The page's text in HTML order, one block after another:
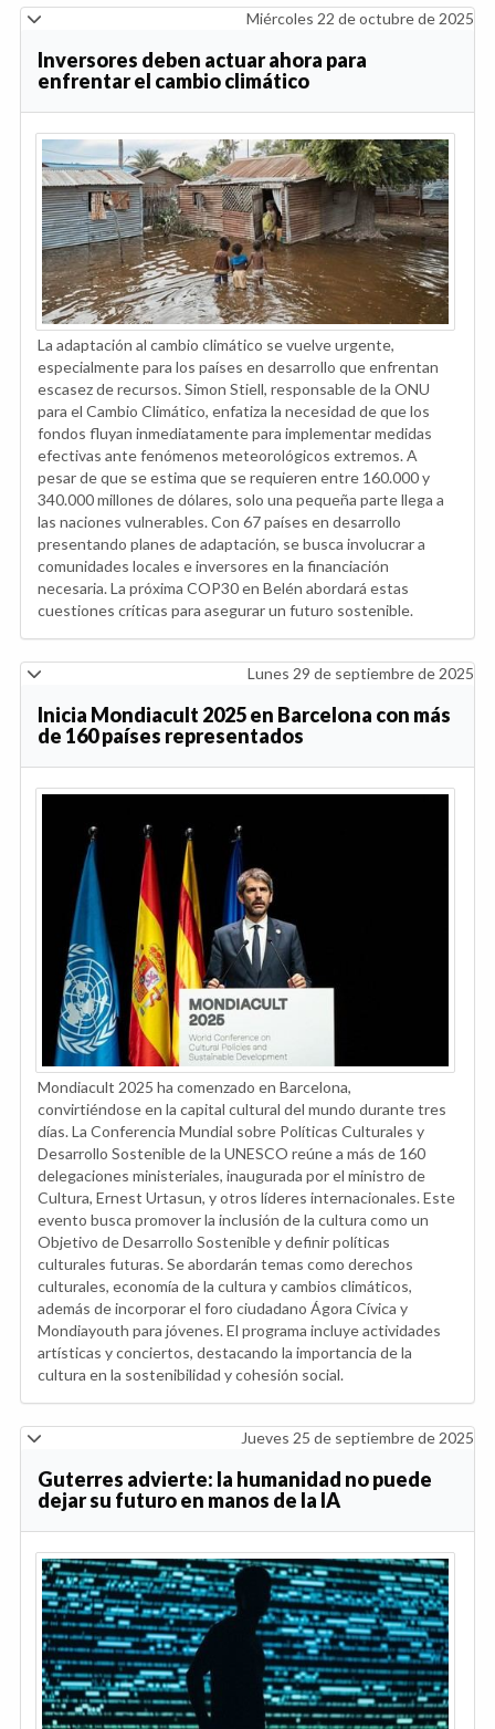
Miércoles 22 de octubre de 2025
Inversores deben actuar ahora para
enfrentar el cambio climático
La adaptación al cambio climático se vuelve urgente,
especialmente para los países en desarrollo que enfrentan
escasez de recursos. Simon Stiell, responsable de la ONU
para el Cambio Climático, enfatiza la necesidad de que los
fondos fluyan inmediatamente para implementar medidas
efectivas ante fenómenos meteorológicos extremos. A
pesar de que se estima que se requieren entre 160.000 y
340.000 millones de dólares, solo una pequeña parte llega a
las naciones vulnerables. Con 67 países en desarrollo
presentando planes de adaptación, se busca involucrar a
comunidades locales e inversores en la financiación
necesaria. La próxima COP30 en Belén abordará estas
cuestiones críticas para asegurar un futuro sostenible.
Lunes 29 de septiembre de 2025
Inicia Mondiacult 2025 en Barcelona con más
de 160 países representados
Mondiacult 2025 ha comenzado en Barcelona,
convirtiéndose en la capital cultural del mundo durante tres
días. La Conferencia Mundial sobre Políticas Culturales y
Desarrollo Sostenible de la UNESCO reúne a más de 160
delegaciones ministeriales, inaugurada por el ministro de
Cultura, Ernest Urtasun, y otros líderes internacionales. Este
evento busca promover la inclusión de la cultura como un
Objetivo de Desarrollo Sostenible y definir políticas
culturales futuras. Se abordarán temas como derechos
culturales, economía de la cultura y cambios climáticos,
además de incorporar el foro ciudadano Ágora Cívica y
Mondiayouth para jóvenes. El programa incluye actividades
artísticas y conciertos, destacando la importancia de la
cultura en la sostenibilidad y cohesión social.
Jueves 25 de septiembre de 2025
Guterres advierte: la humanidad no puede
dejar su futuro en manos de la IA